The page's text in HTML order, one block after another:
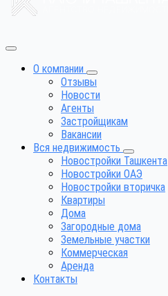
О компании
Отзывы
Новости
Агенты
Застройщикам
Вакансии
Вся недвижимость
Новостройки Ташкента
Новостройки ОАЭ
Новостройки вторичка
Квартиры
Дома
Загородные дома
Земельные участки
Коммерческая
Аренда
Контакты